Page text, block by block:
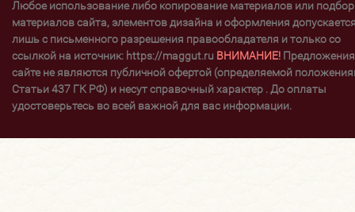
Любое использование либо копирование материалов или
материалов сайта, элементов дизайна и оформления
лишь с письменного разрешения правообладателя и только со
ссылкой на источник: https://maggut.ru ВНИМАНИЕ!
сайте не являются публичной офертой (определяемой
Статьи 437 ГК РФ) и несут справочный характер . До оплаты
удостоверьтесь во всей важной для вас информации.